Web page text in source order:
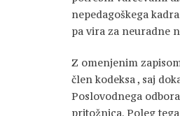
nepedagoškega
pa vira za neuradne
Z omenjenim
člen kodeksa , saj
Poslovodnega
pritožnica. Poleg